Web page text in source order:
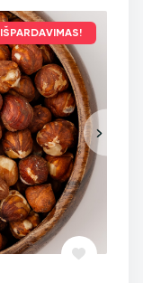
IŠPARDAVIMAS!